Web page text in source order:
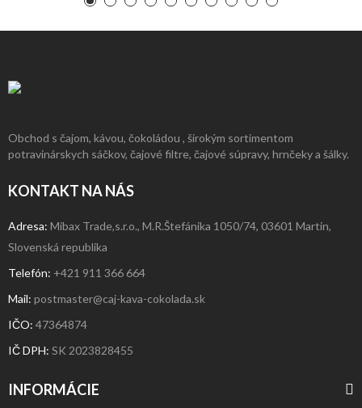
Obchod s čajom, kávou, čokoládou , širokým sortimentom
potravinárskych sáčkov, čajové filtre, čajové súpravy, hrnčeky a šálky.
KONTAKT NA NÁS
Adresa: Mibax Trade,s.r.o., M.R.Štefánika 1050/74, 03601 Martin,
Slovenská republika
Telefón: +421 911 366 664
Mail: postmaster@caj-kava-cokolada.sk
IČO: 47364874
IČ DPH: SK 2023828455
INFORMÁCIE